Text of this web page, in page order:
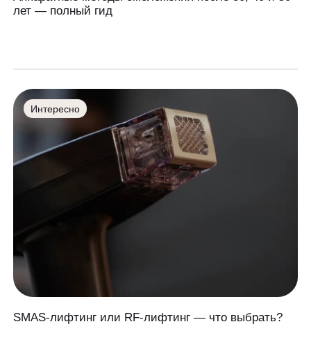
лет — полный гид
Интересно
SMAS-лифтинг или RF-лифтинг — что выбрать?